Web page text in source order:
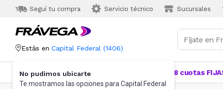
Seguí tu compra Servicio técnico Sucursales
Estás en Capital Federal (1406)
No pudimos ubicarte
Te mostramos las opciones para Capital Federal
Categorías Más Vendidos 18 cuotas